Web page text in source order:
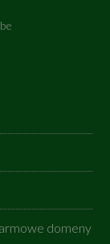
domeny